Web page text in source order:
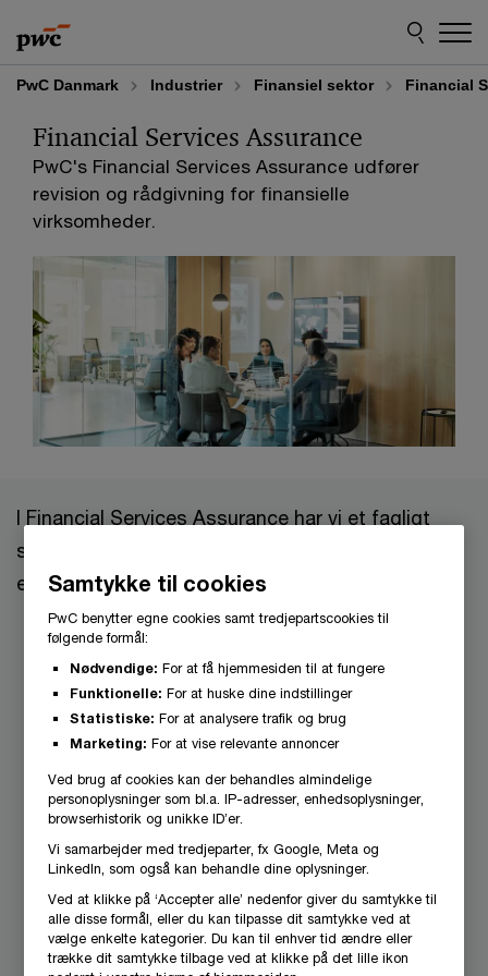
to
content
to
footer
PwC Danmark Industrier Finansiel sektor Financial
PwC's Financial Services Assurance udfører
revision og rådgivning for finansielle
virksomheder.
Financial Services Assurance
I Financial Services Assurance har vi et fagligt
stærkt og kompetent team med betydelig
erfaring fra finansielle virksomheder.
Vi har en dyb indsigt i den finansielle
sektor
I Financial Services Assurance har vi samlet
højt specialiserede medarbejdere inden for
revision og rådgivning af finansielle
virksomheder. Vi kan derfor løbende sparre
med hinanden og dermed øge vores
kompetenceniveau til glæde for vores kunder.
Vi leverer høj kvalitet
Samtykke til cookies
PwC benytter egne cookies samt tredjepartscookies til
følgende formål:
Nødvendige: For at få hjemmesiden til at fungere
Funktionelle: For at huske dine indstillinger
Statistiske: For at analysere trafik og brug
Marketing: For at vise relevante annoncer
Ved brug af cookies kan der behandles almindelige
personoplysninger som bl.a. IP-adresser, enhedsoplysninger,
browserhistorik og unikke ID’er.
Vi samarbejder med tredjeparter, fx Google, Meta og
LinkedIn, som også kan behandle dine oplysninger.
Ved at klikke på ‘Accepter alle’ nedenfor giver du samtykke til
alle disse formål, eller du kan tilpasse dit samtykke ved at
vælge enkelte kategorier. Du kan til enhver tid ændre eller
trække dit samtykke tilbage ved at klikke på det lille ikon